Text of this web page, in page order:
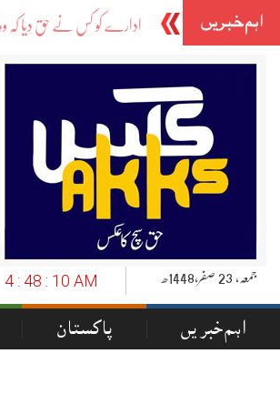
اہم خبریں -
4 : 48 : 11 AM جمعہ‬‮, 23 صفر‬,1448ھ
اہم خبریں پاکستان